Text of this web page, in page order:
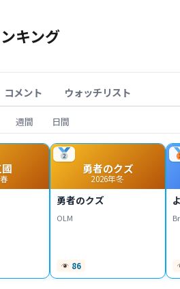
キング
コメント ウォッチリスト
週間 日間
勇者のクズ
2026年冬
勇者のクズ
OLM
86